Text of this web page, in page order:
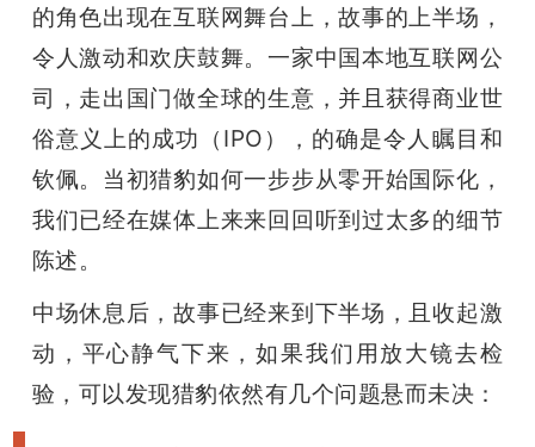
的角色出现在互联网舞台上，故事的上半场，
令人激动和欢庆鼓舞。一家中国本地互联网公
司，走出国门做全球的生意，并且获得商业世
俗意义上的成功（IPO），的确是令人瞩目和
钦佩。当初猎豹如何一步步从零开始国际化，
我们已经在媒体上来来回回听到过太多的细节
陈述。
中场休息后，故事已经来到下半场，且收起激
动，平心静气下来，如果我们用放大镜去检
验，可以发现猎豹依然有几个问题悬而未决：